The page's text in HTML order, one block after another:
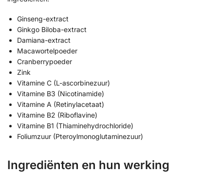
Ginseng-extract
Ginkgo Biloba-extract
Damiana-extract
Macawortelpoeder
Cranberrypoeder
Zink
Vitamine C (L-ascorbinezuur)
Vitamine B3 (Nicotinamide)
Vitamine A (Retinylacetaat)
Vitamine B2 (Riboflavine)
Vitamine B1 (Thiaminehydrochloride)
Foliumzuur (Pteroylmonoglutaminezuur)
Ingrediënten en hun werking